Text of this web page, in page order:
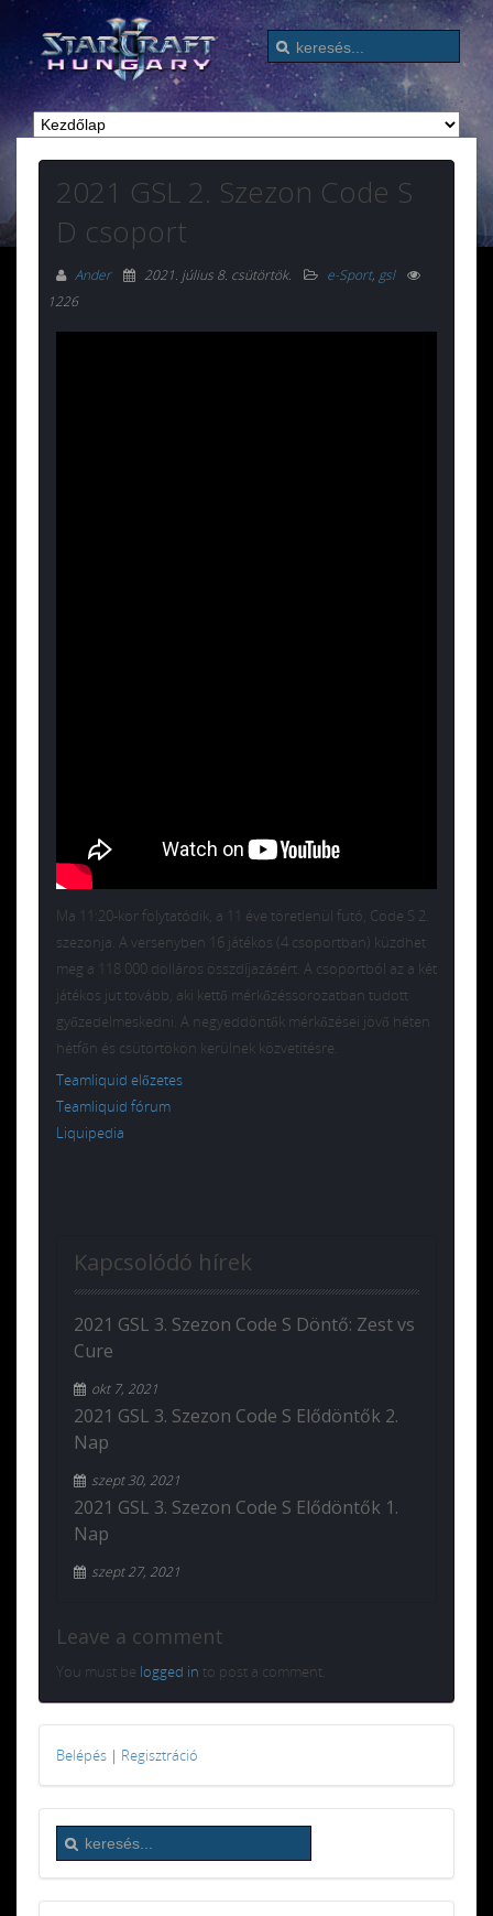
2021 GSL 2. Szezon Code S
D csoport
Ander 2021. július 8. csütörtök. e-Sport, gsl
1226
Ma 11:20-kor folytatódik, a 11 éve töretlenül futó, Code S 2.
szezonja. A versenyben 16 játékos (4 csoportban) küzdhet
meg a 118 000 dolláros összdíjazásért. A csoportból az a két
játékos jut tovább, aki kettő mérkőzéssorozatban tudott
győzedelmeskedni. A negyeddöntők mérkőzései jövő héten
hétfőn és csütörtökön kerülnek közvetítésre.
Teamliquid előzetes
Teamliquid fórum
Liquipedia
Kapcsolódó hírek
2021 GSL 3. Szezon Code S Döntő: Zest vs
Cure
okt 7, 2021
2021 GSL 3. Szezon Code S Elődöntők 2.
Nap
szept 30, 2021
2021 GSL 3. Szezon Code S Elődöntők 1.
Nap
szept 27, 2021
Leave a comment
You must be logged in to post a comment.
Belépés | Regisztráció